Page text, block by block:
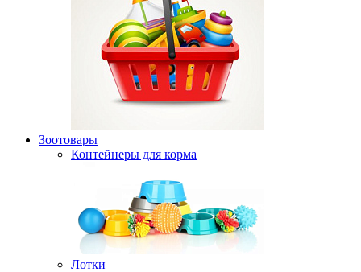
Зоотовары
Контейнеры для корма
Лотки